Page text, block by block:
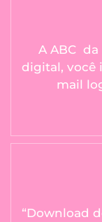
A ABC
digital, você
mail
“Download